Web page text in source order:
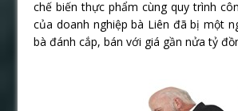
chế biến thực phẩm cùng quy trình
của doanh nghiệp bà Liên đã bị một
bà đánh cắp, bán với giá gần nửa tỷ